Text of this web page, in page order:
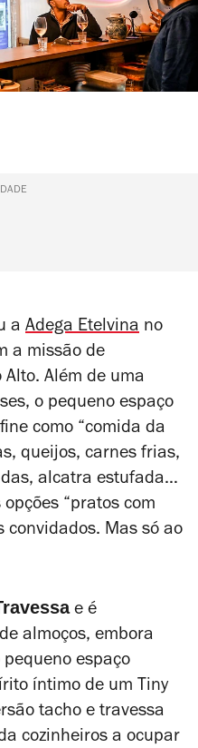
a Adega Etelvina no
a missão de
Além de uma
o pequeno espaço
como “comida da
queijos, carnes frias,
alcatra estufada…
“pratos com
convidados. Mas só ao
e é
almoços, embora
espaço
íntimo de um Tiny
tacho e travessa
cozinheiros a ocupar